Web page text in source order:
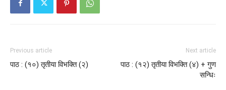
Previous article
पाठ : (१०) तृतीया विभक्ति (२)
Next article
पाठ : (१२) तृतीया विभक्ति (४) + गुण
सन्धिः